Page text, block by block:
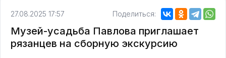
27.08.2025 17:57 Поделиться:
Музей-усадьба Павлова приглашает
рязанцев на сборную экскурсию